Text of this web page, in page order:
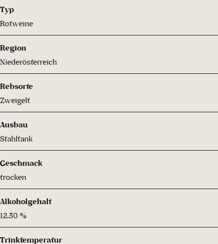
Typ
Rotweine
Region
Niederösterreich
Rebsorte
Zweigelt
Ausbau
Stahltank
Geschmack
trocken
Alkoholgehalt
12.50 %
Trinktemperatur